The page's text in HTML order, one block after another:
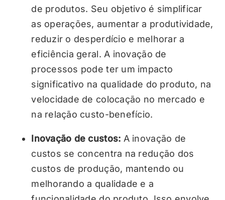
de produtos. Seu objetivo é simplificar
as operações, aumentar a produtividade,
reduzir o desperdício e melhorar a
eficiência geral. A inovação de
processos pode ter um impacto
significativo na qualidade do produto, na
velocidade de colocação no mercado e
na relação custo-benefício.
Inovação de custos: A inovação de
custos se concentra na redução dos
custos de produção, mantendo ou
melhorando a qualidade e a